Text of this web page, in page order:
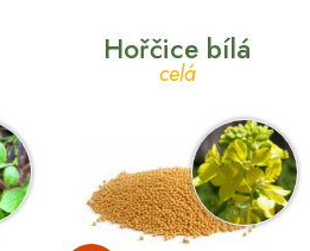
Hořčice bílá
celá